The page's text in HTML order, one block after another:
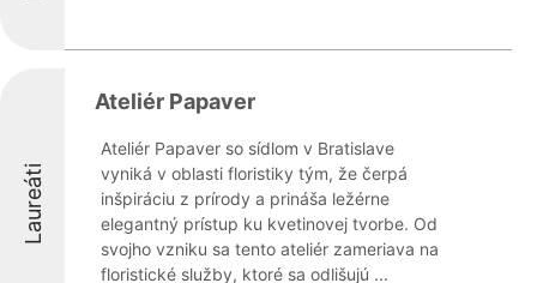
Laureáti
Ateliér Papaver
Ateliér Papaver so sídlom v Bratislave
vyniká v oblasti floristiky tým, že čerpá
inšpiráciu z prírody a prináša ležérne
elegantný prístup ku kvetinovej tvorbe. Od
svojho vzniku sa tento ateliér zameriava na
floristické služby, ktoré sa odlišujú ...